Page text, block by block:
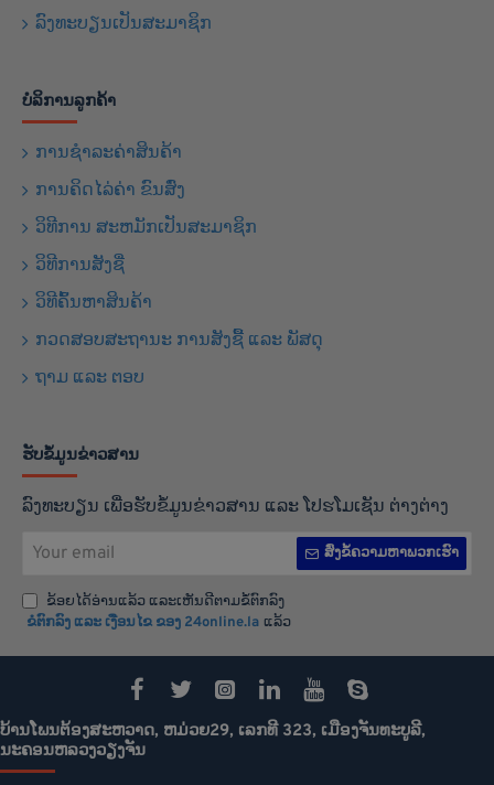
ລົງທະບຽນເປັນສະມາຊິກ
ບໍລິການລູກຄ້າ
ການຊຳລະຄ່າສິນຄ້າ
ການຄິດໄລ່ຄ່າ ຂົນສົ່ງ
ວິທີການ ສະຫມັກເປັນສະມາຊິກ
ວິທີການສັງຊື່
ວິທີຄົ້ນຫາສິນຄ້າ
ກວດສອບສະຖານະ ການສັງຊື້ ແລະ ພັສດຸ
ຖາມ ແລະ ຕອບ
ຮັບຂໍ້ມູນຂ່າວສານ
ລົງທະບຽນ ເພື່ອຮັບຂໍ້ມູນຂ່າວສານ ແລະ ໂປຮໂມເຊັນ ຕ່າງຕ່າງ
email
ສົ່ງຂໍ້ຄວາມຫາພວກເຮົາ
ຂ້ອຍໄດ້ອ່ານແລ້ວ ແລະເຫັນດີຕາມຂໍ້ຕົກລົງ
ຂໍຕົກລົງ ແລະ ເງືອນໄຂ ຂອງ 24online.la ແລ້ວ
ບ້ານໂພນຕ້ອງສະຫວາດ, ຫມ່ວຍ29, ເລກທີ 323, ເມືອງຈັນທະບູລີ,
ນະຄອນຫລວງວຽງຈັນ